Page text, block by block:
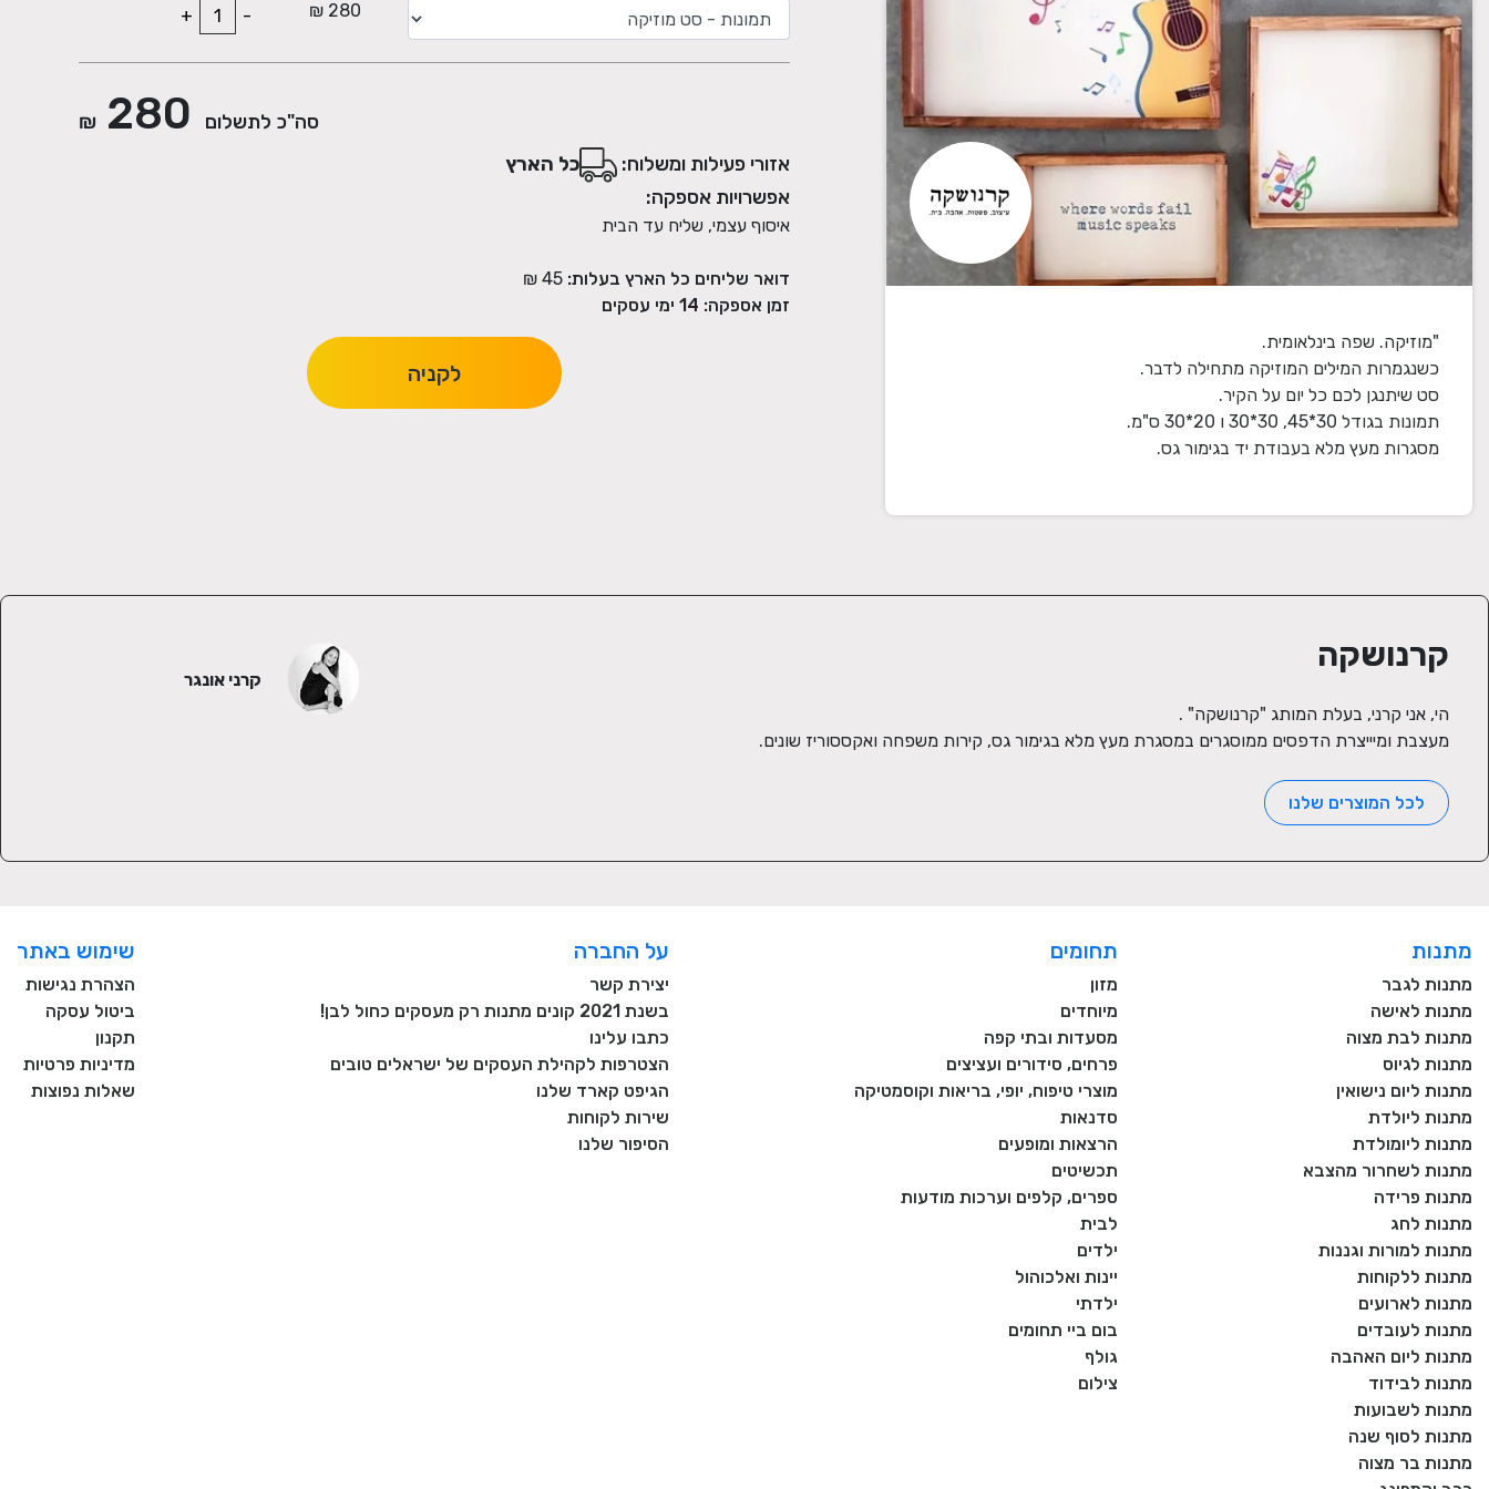
מסגרות מעץ מלא בעבודת יד בגימור גס.
280 ₪
-
+
סה"כ לתשלום 280
₪
אזורי פעילות ומשלוח:
כל הארץ
אפשרויות אספקה:
איסוף עצמי, שליח עד הבית
דואר שליחים כל הארץ בעלות:
זמן אספקה: 14 ימי עסקים
לקניה
קרנושקה
מעצבת ומיייצרת הדפסים ממוסגרים במסגרת מעץ מלא בגימור גס, קירות משפחה ואקססוריז שונים.
לכל המוצרים שלנו
קרני אונגר
מתנות
מתנות לגבר
מתנות לאישה
מתנות לבת מצוה
מתנות לגיוס
מתנות ליום נישואין
מתנות ליולדת
מתנות ליומולדת
מתנות לשחרור מהצבא
מתנות פרידה
מתנות לחג
מתנות למורות וגננות
מתנות ללקוחות
מתנות לארועים
מתנות לעובדים
מתנות ליום האהבה
מתנות לבידוד
מתנות לשבועות
מתנות לסוף שנה
מתנות בר מצוה
תחומים
מזון
מיוחדים
מסעדות ובתי קפה
פרחים, סידורים ועציצים
מוצרי טיפוח, יופי, בריאות וקוסמטיקה
סדנאות
הרצאות ומופעים
תכשיטים
ספרים, קלפים וערכות מודעות
לבית
ילדים
יינות ואלכוהול
ילדתי
בום ביי תחומים
גולף
צילום
על החברה
יצירת קשר
בשנת 2021 קונים מתנות רק מעסקים כחול לבן!
כתבו עלינו
הצטרפות לקהילת העסקים של ישראלים טובים
הגיפט קארד שלנו
שירות לקוחות
הסיפור שלנו
שימוש באתר
הצהרת נגישות
ביטול עסקה
תקנון
מדיניות פרטיות
שאלות נפוצות